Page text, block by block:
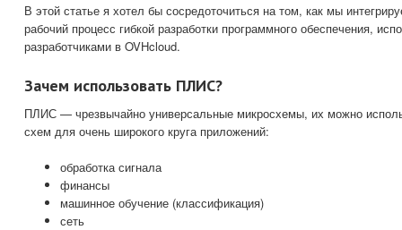
В этой статье я хотел бы сосредоточиться на том, как мы
рабочий процесс гибкой разработки программного обеспечения,
разработчиками в OVHcloud.
Зачем использовать ПЛИС?
ПЛИС — чрезвычайно универсальные микросхемы, их можно
схем для очень широкого круга приложений:
обработка сигнала
финансы
машинное обучение (классификация)
сеть